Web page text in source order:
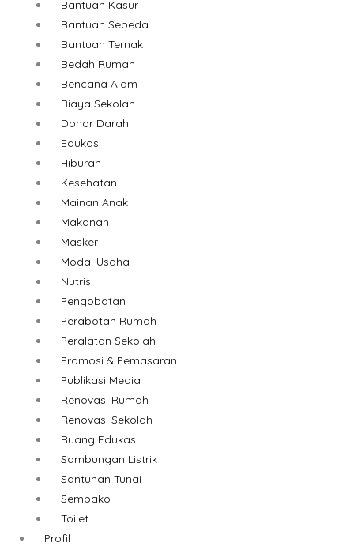
Bantuan Kasur
Bantuan Sepeda
Bantuan Ternak
Bedah Rumah
Bencana Alam
Biaya Sekolah
Donor Darah
Edukasi
Hiburan
Kesehatan
Mainan Anak
Makanan
Masker
Modal Usaha
Nutrisi
Pengobatan
Perabotan Rumah
Peralatan Sekolah
Promosi & Pemasaran
Publikasi Media
Renovasi Rumah
Renovasi Sekolah
Ruang Edukasi
Sambungan Listrik
Santunan Tunai
Sembako
Toilet
Profil